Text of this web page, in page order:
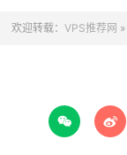
欢迎转载： VPS推荐网 »
 